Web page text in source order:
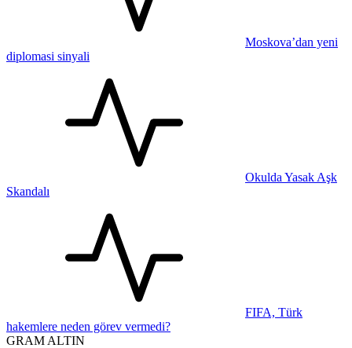
Moskova’dan yeni
diplomasi sinyali
Okulda Yasak Aşk
Skandalı
FIFA, Türk
hakemlere neden görev vermedi?
GRAM ALTIN